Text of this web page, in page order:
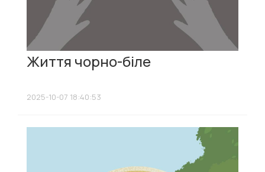
Життя чорно-біле
2025-10-07 18:40:53